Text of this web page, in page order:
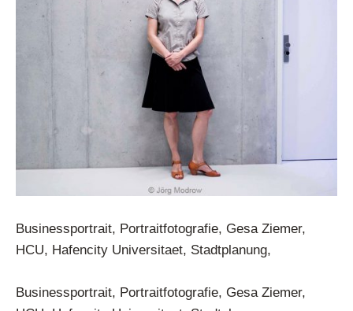
Businessportrait, Portraitfotografie, Gesa Ziemer,
HCU, Hafencity Universitaet, Stadtplanung,
Businessportrait, Portraitfotografie, Gesa Ziemer,